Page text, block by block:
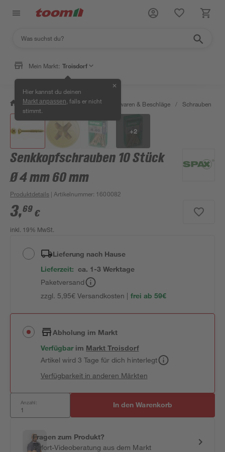
Mein Markt: Troisdorf
Hier kannst du deinen
Markt anpassen , falls er nicht
stimmt.
✕
/ Werkstatt & Maschinen / Eisenwaren & Beschläge / Schrauben
+2
Senkkopfschrauben 10 Stück
Ø 4 mm 60 mm
Produktdetails | Artikelnummer: 1600082
3,69 €
inkl. 19% MwSt.
Lieferung nach Hause
Lieferzeit: ca. 1-3 Werktage
Paketversand
zzgl. 5,95€ Versandkosten | frei ab 59€
Abholung im Markt
Verfügbar im MarktTroisdorf
Artikel wird 3 Tage für dich hinterlegt
Verfügbarkeit in anderen Märkten
Anzahl: In den Warenkorb
Fragen zum Produkt?
Sofort-Videoberatung aus dem Markt